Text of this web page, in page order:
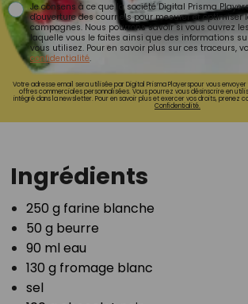
Je consens à ce que la société Digital Prisma
d'ouverture des courriels pour mesurer et optimiser
campagnes. Nous pourrons savoir si vous ouvrez
laquelle vous le faites ainsi que des informations
vous utilisez. Pour en savoir plus sur ces traceurs,
confidentialité.
Votre adresse email sera utilisée par Digital Prisma Playerspour vous
offres commerciales personnalisées. Vous pourrez vous désinscrire en
intégré dans la newsletter. Pour en savoir plus et exercer vos droits, prenez
Confidentialité.
Ingrédients
250 g farine blanche⁣
50 g beurre⁣
90 ml eau⁣
130 g fromage blanc⁣
sel⁣